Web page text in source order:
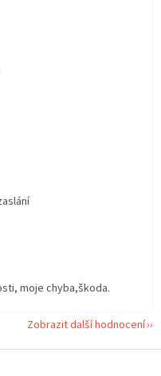
z 5 hvězdiček.
z 5 hvězdiček.
z 5 hvězdiček.
moje chyba,škoda.
Zobrazit další hodnocení